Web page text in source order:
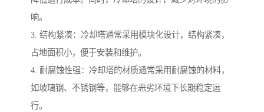
响。
3. 结构紧凑：冷却塔通常采用模块化设计，结构紧凑，
占地面积小，便于安装和维护。
4. 耐腐蚀性强：冷却塔的材质通常采用耐腐蚀的材料，
如玻璃钢、不锈钢等，能够在恶劣环境下长期稳定运
行。